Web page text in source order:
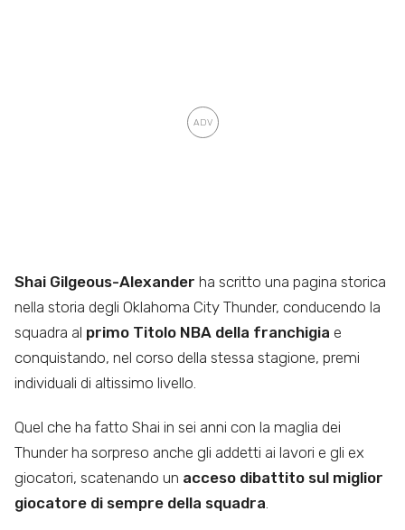
Shai Gilgeous-Alexander ha scritto una pagina storica
nella storia degli Oklahoma City Thunder, conducendo la
squadra al primo Titolo NBA della franchigia e
conquistando, nel corso della stessa stagione, premi
individuali di altissimo livello.
Quel che ha fatto Shai in sei anni con la maglia dei
Thunder ha sorpreso anche gli addetti ai lavori e gli ex
giocatori, scatenando un acceso dibattito sul miglior
giocatore di sempre della squadra.